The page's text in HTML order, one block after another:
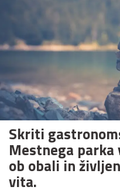
Skriti
Mestnega parka
ob obali in
vita.